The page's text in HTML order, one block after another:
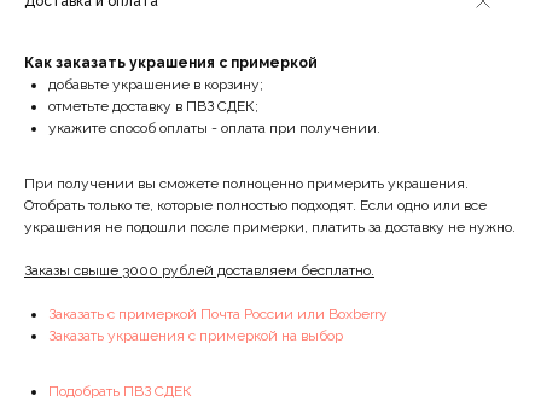
Как заказать украшения с примеркой
добавьте украшение в корзину;
отметьте доставку в ПВЗ СДЕК;
укажите способ оплаты - оплата при получении.
При получении вы сможете полноценно примерить украшения.
Отобрать только те, которые полностью подходят. Если одно или все
украшения не подошли после примерки, платить за доставку не нужно.
Заказы свыше 3000 рублей доставляем бесплатно.
Заказать с примеркой Почта России или Boxberry
Заказать украшения с примеркой на выбор
Подобрать ПВЗ СДЕК